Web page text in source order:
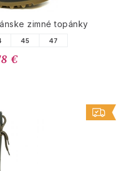
zimné topánky
45 47
€